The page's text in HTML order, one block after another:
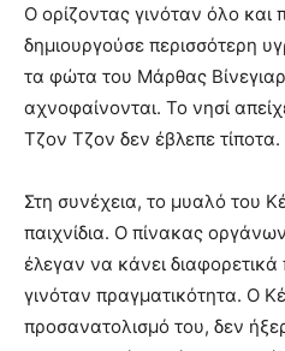
Ο ορίζοντας γινόταν όλο και
δημιουργούσε περισσότερη
τα φώτα του Μάρθας
αχνοφαίνονται. Το νησί
Τζον Τζον δεν έβλεπε τίποτα.
Στη συνέχεια, το μυαλό του
παιχνίδια. Ο πίνακας
έλεγαν να κάνει
γινόταν πραγματικότητα. Ο
προσανατολισμό του, δεν